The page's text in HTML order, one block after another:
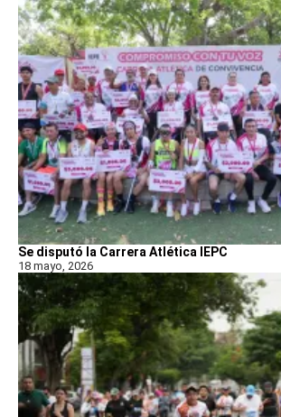
Se disputó la Carrera Atlética IEPC
18 mayo, 2026